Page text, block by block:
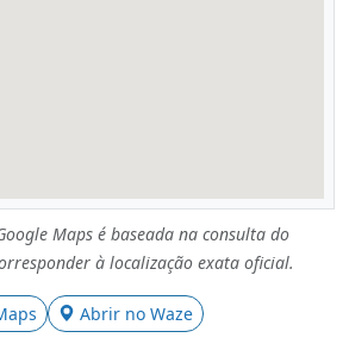
Maps é baseada na consulta do
à localização exata oficial.
Abrir no Waze